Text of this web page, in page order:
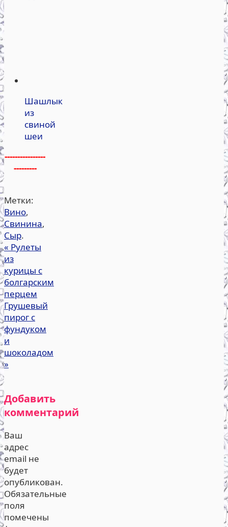
Шашлык
из
свиной
шеи
----------------
---------
Метки:
Вино,
Свинина,
Сыр.
« Рулеты
из
курицы с
болгарским
перцем
Грушевый
пирог с
фундуком
и
шоколадом
»
Добавить
комментарий
Ваш
адрес
email не
будет
опубликован.
Обязательные
поля
помечены